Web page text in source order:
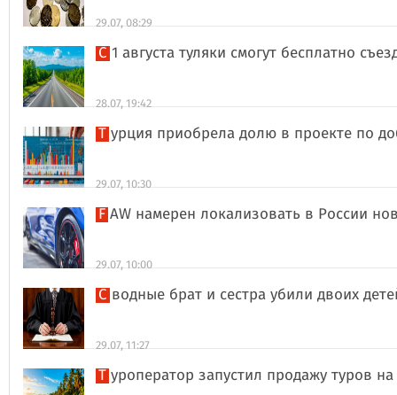
29.07, 08:29
С 1 августа туляки смогут бесплатно
28.07, 19:42
Турция приобрела долю в проекте по
29.07, 10:30
FAW намерен локализовать в России
29.07, 10:00
Сводные брат и сестра убили двоих
29.07, 11:27
Туроператор запустил продажу туров